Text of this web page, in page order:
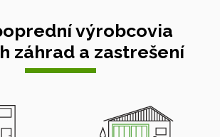
výrobcovia
záhrad a zastrešení